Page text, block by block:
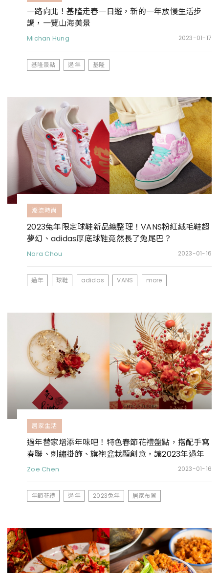
一路向北！基隆走春一日遊，新的一年放慢生活步
調，一覽山海美景
Michan Hung 2023-01-17
基隆景點 過年 基隆
潮流時尚
2023兔年限定球鞋新品總整理！VANS粉紅絨毛鞋超
夢幻、adidas厚底球鞋竟然長了兔尾巴？
Nara Chou 2023-01-16
過年 球鞋 adidas VANS more
居家生活
過年替家增添年味吧！特色春節花禮盤點，搭配手寫
春聯、刺繡掛飾、旗袍盆栽顯創意，讓2023年過年
不庸俗
Zoe Chen 2023-01-16
年節花禮 過年 2023兔年 居家布置